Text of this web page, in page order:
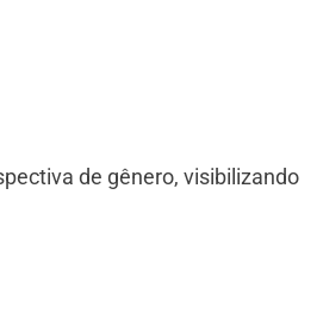
de gênero, visibilizando